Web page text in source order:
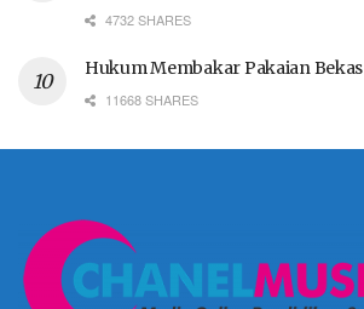
4732 SHARES
Hukum Membakar Pakaian Bekas
11668 SHARES